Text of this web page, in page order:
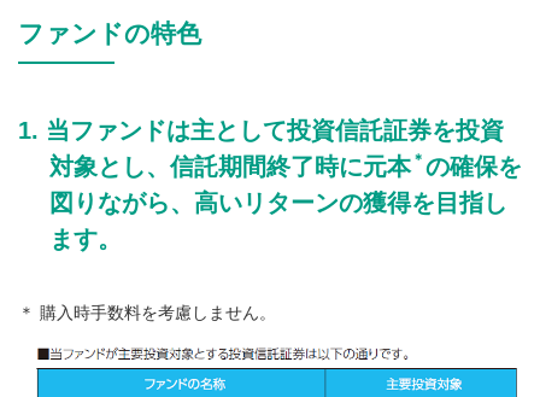
ファンドの特色
当ファンドは主として投資信託証券を投資
対象とし、信託期間終了時に元本 ＊ の確保を
図りながら、高いリターンの獲得を目指し
ます。
＊ 購入時手数料を考慮しません。